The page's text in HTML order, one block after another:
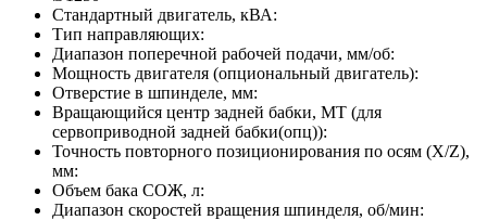
Стандартный двигатель, кВА:
Тип направляющих:
Диапазон поперечной рабочей подачи, мм/об:
Мощность двигателя (опциональный двигатель):
Отверстие в шпинделе, мм:
Вращающийся центр задней бабки, МТ (для
сервоприводной задней бабки(опц)):
Точность повторного позиционирования по осям (X/Z),
мм:
Объем бака СОЖ, л:
Диапазон скоростей вращения шпинделя, об/мин: